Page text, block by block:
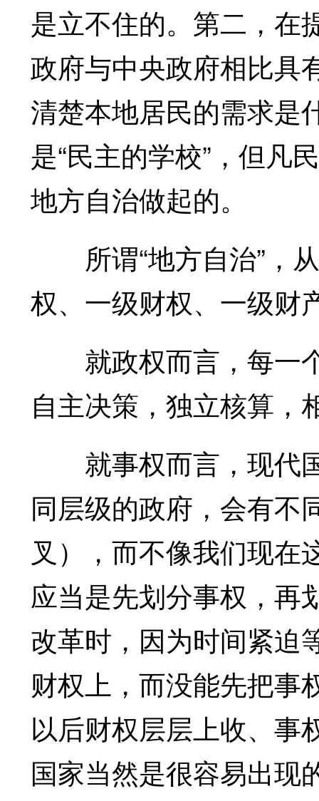
是立不住的。第二，在
政府与中央政府相比具
清楚本地居民的需求是
是“民主的学校”，但凡
地方自治做起的。
所谓“地方自治”，从
权、一级财权、一级财
就政权而言，每一
自主决策，独立核算，
就事权而言，现代
同层级的政府，会有不
叉），而不像我们现在
应当是先划分事权，再
改革时，因为时间紧迫
财权上，而没能先把事
以后财权层层上收、事
国家当然是很容易出现